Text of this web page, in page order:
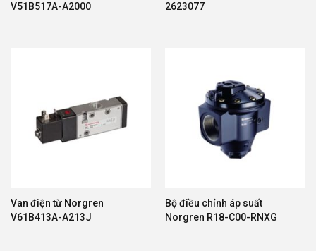
V51B517A-A2000
2623077
Van điện từ Norgren
V61B413A-A213J
Bộ điều chỉnh áp suất
Norgren R18-C00-RNXG